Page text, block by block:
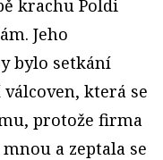
krachu Poldi
Jeho
bylo setkání
která se
protože firma
a zeptala se